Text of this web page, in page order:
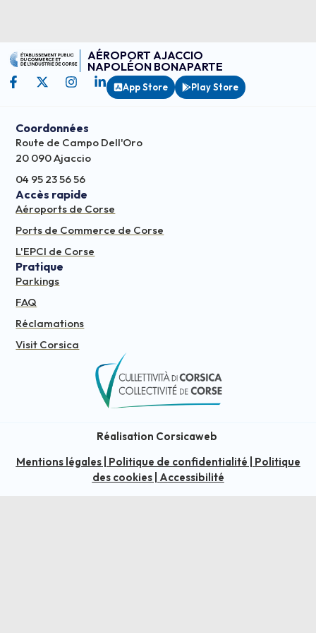
AÉROPORT AJACCIO
NAPOLÉON BONAPARTE
App Store Play Store
Coordonnées
Route de Campo Dell'Oro
20 090 Ajaccio
04 95 23 56 56
Accès rapide
Aéroports de Corse
Ports de Commerce de Corse
L'EPCI de Corse
Pratique
Parkings
FAQ
Réclamations
Visit Corsica
Réalisation Corsicaweb
Mentions légales| Politique de confidentialité
Politique
des cookies| Accessibilité